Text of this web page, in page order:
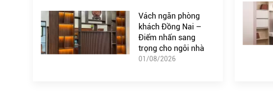
Vách ngăn phòng
khách Đồng Nai –
Điểm nhấn sang
trọng cho ngôi nhà
01/08/2026